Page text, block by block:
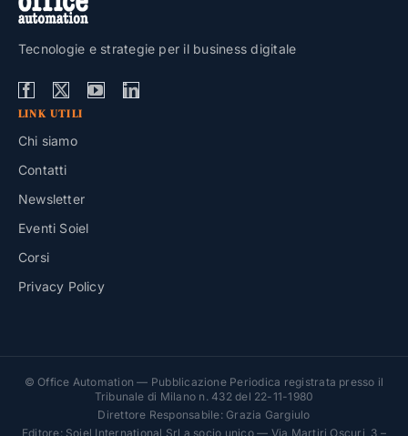
Tecnologie e strategie per il business digitale
LINK UTILI
Chi siamo
Contatti
Newsletter
Eventi Soiel
Corsi
Privacy Policy
© Office Automation — Pubblicazione Periodica registrata presso il
Tribunale di Milano n. 432 del 22-11-1980
Direttore Responsabile: Grazia Gargiulo
Editore: Soiel International Srl a socio unico — Via Martiri Oscuri, 3 –